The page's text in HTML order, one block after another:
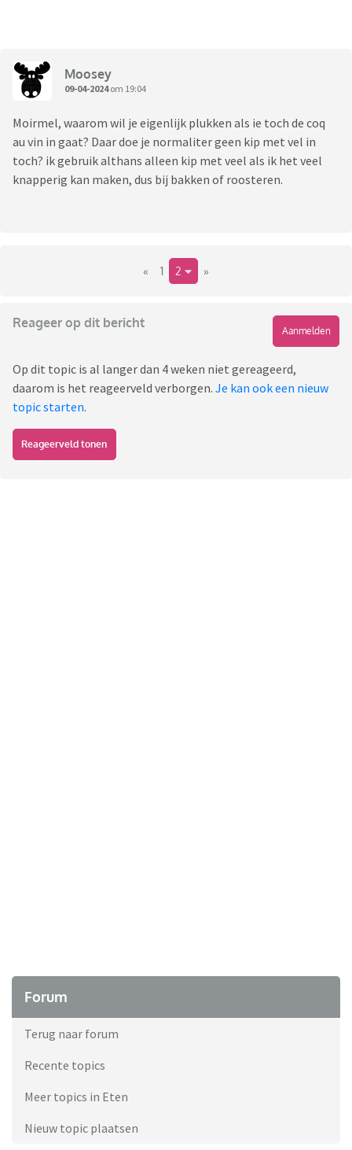
Moosey
09-04-2024om 19:04
Moirmel, waarom wil je eigenlijk plukken als ie toch de coq
au vin in gaat? Daar doe je normaliter geen kip met vel in
toch? ik gebruik althans alleen kip met veel als ik het veel
knapperig kan maken, dus bij bakken of roosteren.
« 1 2 »
Reageer op dit bericht
Aanmelden
Op dit topic is al langer dan 4 weken niet gereageerd,
daarom is het reageerveld verborgen. Je kan ook een nieuw
topic starten.
Reageerveld tonen
Forum
Terug naar forum
Recente topics
Meer topics in Eten
Nieuw topic plaatsen